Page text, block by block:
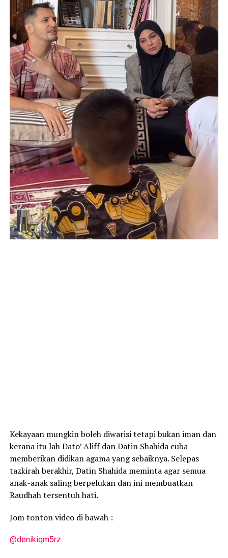
Kekayaan mungkin boleh diwarisi tetapi bukan iman dan
kerana itu lah Dato’ Aliff dan Datin Shahida cuba
memberikan didikan agama yang sebaiknya. Selepas
tazkirah berakhir, Datin Shahida meminta agar semua
anak-anak saling berpelukan dan ini membuatkan
Raudhah tersentuh hati.
Jom tonton video di bawah :
@denikiqm5rz